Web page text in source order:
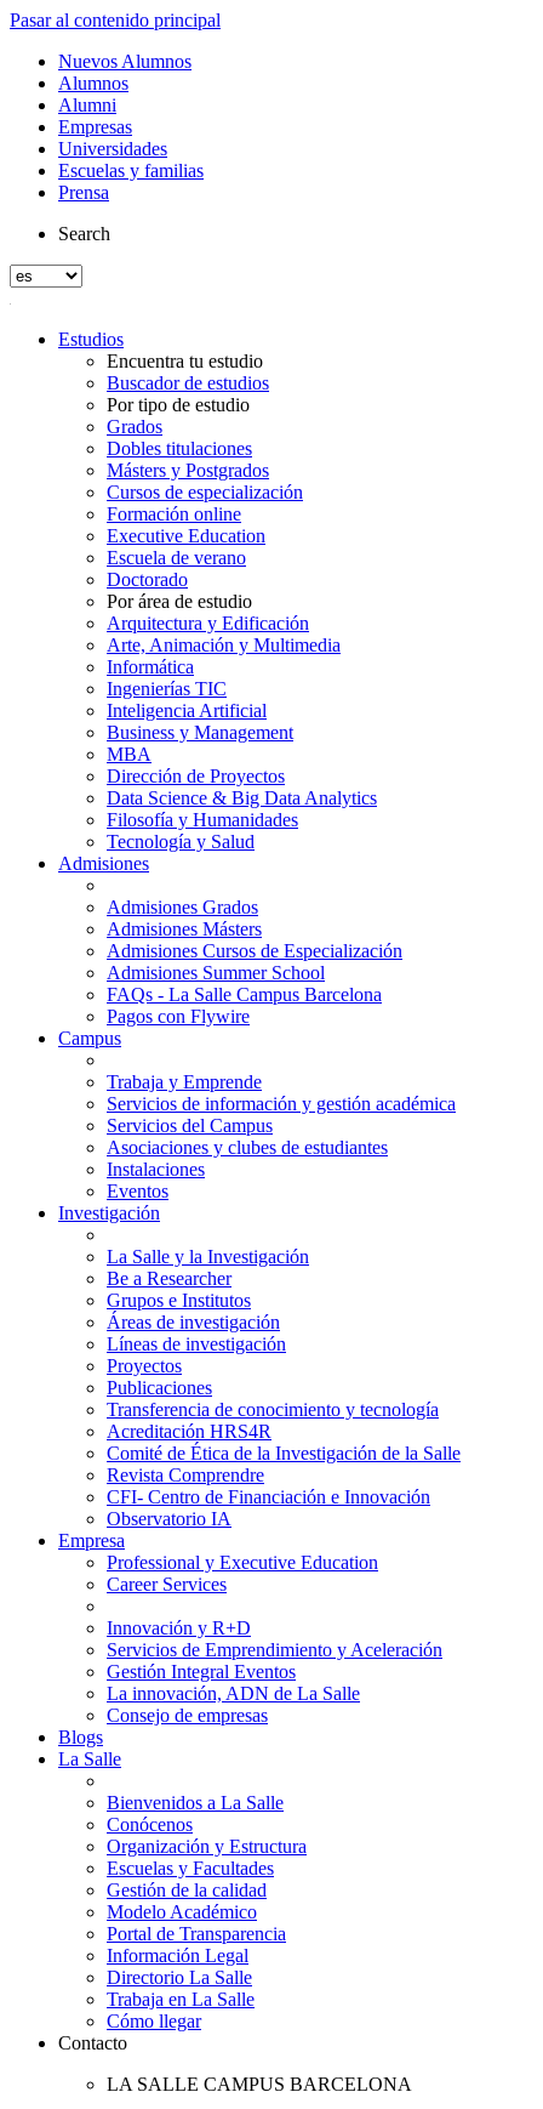
Pasar al contenido principal
Nuevos Alumnos
Alumnos
Alumni
Empresas
Universidades
Escuelas y familias
Prensa
Search
Estudios
Encuentra tu estudio
Buscador de estudios
Por tipo de estudio
Grados
Dobles titulaciones
Másters y Postgrados
Cursos de especialización
Formación online
Executive Education
Escuela de verano
Doctorado
Por área de estudio
Arquitectura y Edificación
Arte, Animación y Multimedia
Informática
Ingenierías TIC
Inteligencia Artificial
Business y Management
MBA
Dirección de Proyectos
Data Science & Big Data Analytics
Filosofía y Humanidades
Tecnología y Salud
Admisiones
Admisiones Grados
Admisiones Másters
Admisiones Cursos de Especialización
Admisiones Summer School
FAQs - La Salle Campus Barcelona
Pagos con Flywire
Campus
Trabaja y Emprende
Servicios de información y gestión académica
Servicios del Campus
Asociaciones y clubes de estudiantes
Instalaciones
Eventos
Investigación
La Salle y la Investigación
Be a Researcher
Grupos e Institutos
Áreas de investigación
Líneas de investigación
Proyectos
Publicaciones
Transferencia de conocimiento y tecnología
Acreditación HRS4R
Comité de Ética de la Investigación de la Salle
Revista Comprendre
CFI- Centro de Financiación e Innovación
Observatorio IA
Empresa
Professional y Executive Education
Career Services
Innovación y R+D
Servicios de Emprendimiento y Aceleración
Gestión Integral Eventos
La innovación, ADN de La Salle
Consejo de empresas
Blogs
La Salle
Bienvenidos a La Salle
Conócenos
Organización y Estructura
Escuelas y Facultades
Gestión de la calidad
Modelo Académico
Portal de Transparencia
Información Legal
Directorio La Salle
Trabaja en La Salle
Cómo llegar
Contacto
LA SALLE CAMPUS BARCELONA